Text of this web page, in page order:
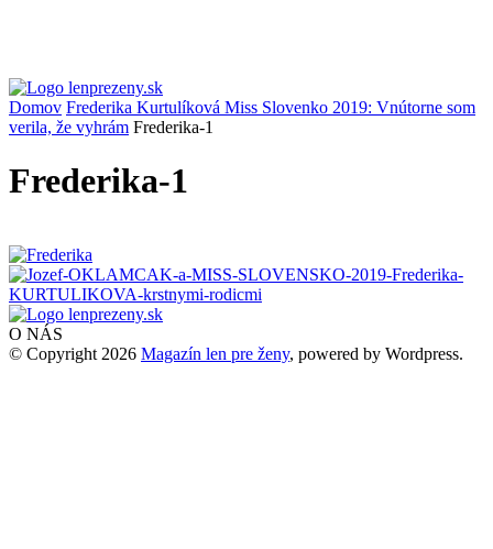
Domov Frederika Kurtulíková Miss Slovenko 2019: Vnútorne som
verila, že vyhrám Frederika-1
Frederika-1
O NÁS
© Copyright 2026 Magazín len pre ženy, powered by Wordpress.